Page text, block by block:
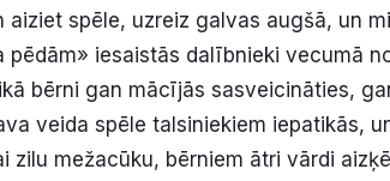
aiziet spēle, uzreiz galvas augšā, un
pēdām» iesaistās dalībnieki vecumā
bērni gan mācījās sasveicināties,
veida spēle talsiniekiem iepatikās,
zilu mežacūku, bērniem ātri vārdi